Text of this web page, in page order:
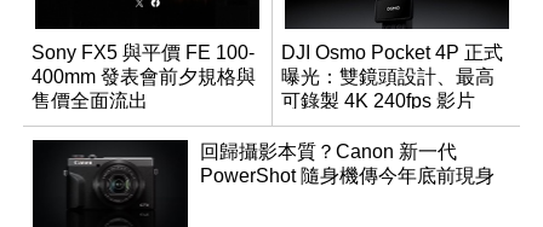
Sony FX5 與平價 FE 100-
400mm 發表會前夕規格與
售價全面流出
DJI Osmo Pocket 4P 正式
曝光：雙鏡頭設計、最高
可錄製 4K 240fps 影片
回歸攝影本質？Canon 新一代
PowerShot 隨身機傳今年底前現身